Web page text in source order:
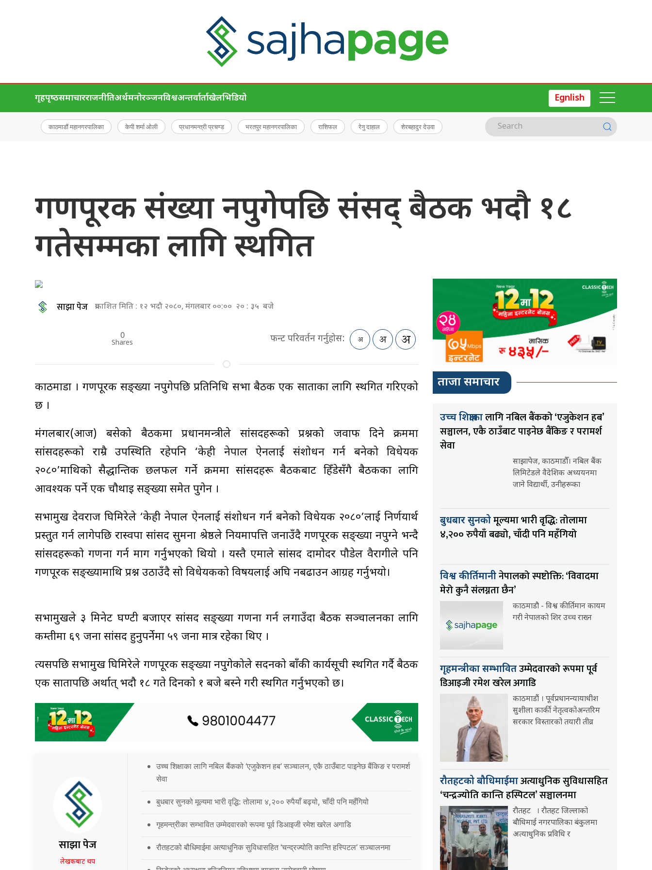
गृहपृष्‍ठसमाचारराजनीतिअर्थमनोरञ्जनविश्वअन्तर्वार्ताखेलभिडियो Egnlish
काठमाडौं महानगरपालिका केपी शर्मा ओली प्रधानमन्त्री प्रचण्ड भरतपुर महानगरपालिका राशिफल रेनु दाहाल शेरबहादुर देउवा
गणपूरक संख्या नपुगेपछि संसद् बैठक भदौ १८
गतेसम्मका लागि स्थगित
साझा पेज प्रकाशित मिति : १२ भदौ २०८०, मंगलबार ००:०० २० : ३५ बजे
0
Shares फन्ट परिवर्तन गर्नुहोस:
काठमाडौं । गणपूरक सङ्ख्या नपुगेपछि प्रतिनिधि सभा बैठक एक साताका लागि स्थगित गरिएको
छ ।
मंगलबार(आज) बसेको बैठकमा प्रधानमन्त्रीले सांसदहरूको प्रश्नको जवाफ दिने क्रममा
सांसदहरूको राम्रै उपस्थिति रहेपनि ‘केही नेपाल ऐनलाई संशोधन गर्न बनेको विधेयक
२०८०’माथिको सैद्धान्तिक छलफल गर्ने क्रममा सांसदहरू बैठकबाट हिँडेसँगै बैठकका लागि
आवश्यक पर्ने एक चौथाइ सङ्ख्या समेत पुगेन ।
सभामुख देवराज घिमिरेले ‘केही नेपाल ऐनलाई संशोधन गर्न बनेको विधेयक २०८०’लाई निर्णयार्थ
प्रस्तुत गर्न लागेपछि रास्वपा सांसद सुमना श्रेष्ठले नियमापत्ति जनाउँदै गणपूरक सङ्ख्या नपुग्ने भन्दै
सांसदहरूको गणना गर्न माग गर्नुभएको थियो । यस्तै एमाले सांसद दामोदर पौडेल वैरागीले पनि
गणपूरक सङ्ख्यामाथि प्रश्न उठाउँदै सो विधेयकको विषयलाई अघि नबढाउन आग्रह गर्नुभयो।
सभामुखले ३ मिनेट घण्टी बजाएर सांसद सङ्ख्या गणना गर्न लगाउँदा बैठक सञ्चालनका लागि
कम्तीमा ६९ जना सांसद हुनुपर्नेमा ५९ जना मात्र रहेका थिए ।
त्यसपछि सभामुख घिमिरेले गणपूरक सङ्ख्या नपुगेकोले सदनको बाँकी कार्यसूची स्थगित गर्दै बैठक
एक सातापछि अर्थात् भदौ १८ गते दिनको १ बजे बस्ने गरी स्थगित गर्नुभएको छ।
साझा पेज
लेखकबाट थप
उच्च शिक्षाका लागि नबिल बैंकको ‘एजुकेशन हब’ सञ्चालन, एकै ठाउँबाट पाइनेछ बैंकिङ र परामर्श
सेवा
बुधबार सुनको मूल्यमा भारी वृद्धि: तोलामा ४,२०० रुपैयाँ बढ्यो, चाँदी पनि महँगियो
गृहमन्त्रीका सम्भावित उम्मेदवारको रूपमा पूर्व डिआइजी रमेश खरेल अगाडि
रौतहटको बौधिमाईमा अत्याधुनिक सुविधासहित ‘चन्द्रज्योति कान्ति हस्पिटल’ सञ्चालनमा
ताजा समाचार
उच्च शिक्षाकालागि नबिल बैंकको ‘एजुकेशन हब’
सञ्चालन, एकै ठाउँबाट पाइनेछ बैंकिङ र परामर्श
सेवा
साझापेज, काठमाडौँ। नबिल बैंक
लिमिटेडले वैदेशिक अध्ययनमा
जाने विद्यार्थी, उनीहरूका
बुधबार सुनकोमूल्यमा भारी वृद्धि: तोलामा
४,२०० रुपैयाँ बढ्यो, चाँदी पनि महँगियो
विश्व कीर्तिमानीनेपालको स्पष्टोक्ति: ‘विवादमा
मेरो कुनै संलग्नता छैन’
काठमाडौ - विश्व कीर्तिमान कायम
गरी नेपालको शिर उच्च राख्न
गृहमन्त्रीका सम्भावितउम्मेदवारको रूपमा पूर्व
डिआइजी रमेश खरेल अगाडि
काठमाडौं । पूर्वप्रधानन्यायाधीश
सुशीला कार्की नेतृत्वकोअन्तरिम
सरकार विस्तारको तयारी तीव्र
रौतहटको बौधिमाईमाअत्याधुनिक सुविधासहित
‘चन्द्रज्योति कान्ति हस्पिटल’ सञ्चालनमा
रौतहट । रौतहट जिल्लाको
बौधिमाई नगरपालिका बंकुलमा
अत्याधुनिक प्रविधि र